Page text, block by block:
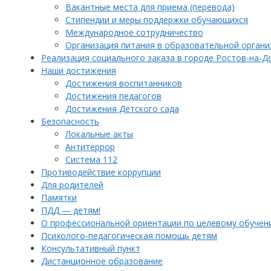
Вакантные места для приема (перевода)
Стипендии и меры поддержки обучающихся
Международное сотрудничество
Организация питания в образовательной
Реализация социального заказа в городе Ростов-на-
Наши достижения
Достижения воспитанников
Достижения педагогов
Достижения Детского сада
Безопасность
Локальные акты
Антитеррор
Система 112
Противодействие коррупции
Для родителей
Памятки
ПДД — детям!
О профессиональной ориентации по целевому
Психолого-педагогическая помощь детям
Консультативный пункт
Дистанционное образование